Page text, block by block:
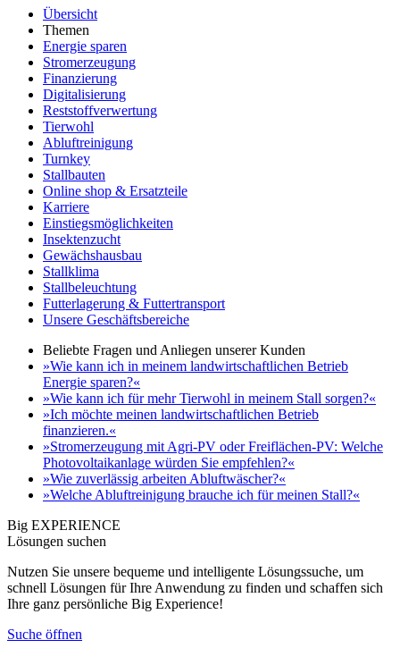
Übersicht
Themen
Energie sparen
Stromerzeugung
Finanzierung
Digitalisierung
Reststoffverwertung
Tierwohl
Abluftreinigung
Turnkey
Stallbauten
Online shop & Ersatzteile
Karriere
Einstiegsmöglichkeiten
Insektenzucht
Gewächshausbau
Stallklima
Stallbeleuchtung
Futterlagerung & Futtertransport
Unsere Geschäftsbereiche
Beliebte Fragen und Anliegen unserer Kunden
»Wie kann ich in meinem landwirtschaftlichen Betrieb
Energie sparen?«
»Wie kann ich für mehr Tierwohl in meinem Stall sorgen?«
»Ich möchte meinen landwirtschaftlichen Betrieb
finanzieren.«
»Stromerzeugung mit Agri-PV oder Freiflächen-PV: Welche
Photovoltaikanlage würden Sie empfehlen?«
»Wie zuverlässig arbeiten Abluftwäscher?«
»Welche Abluftreinigung brauche ich für meinen Stall?«
Big EXPERIENCE
Lösungen suchen
Nutzen Sie unsere bequeme und intelligente Lösungssuche, um
schnell Lösungen für Ihre Anwendung zu finden und schaffen sich
Ihre ganz persönliche Big Experience!
Suche öffnen